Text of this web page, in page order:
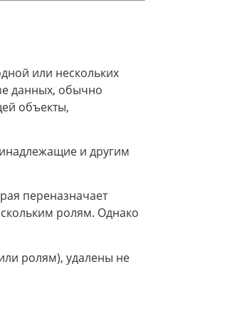
или нескольких
данных, обычно
объекты,
и другим
переназначает
ролям. Однако
ролям), удалены не